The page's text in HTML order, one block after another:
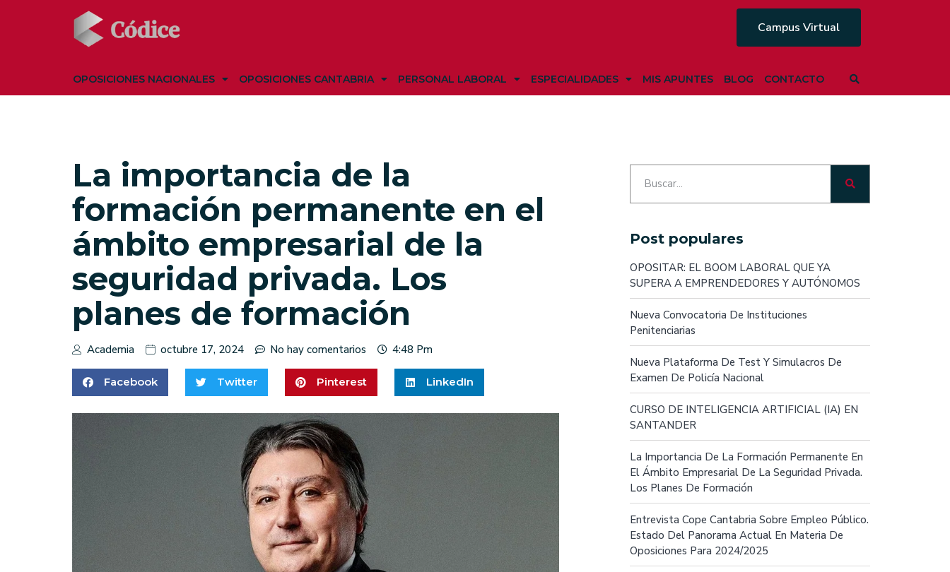
Campus Virtual
OPOSICIONES NACIONALES OPOSICIONES CANTABRIA PERSONAL LABORAL ESPECIALIDADES MIS APUNTES BLOG CONTACTO
La importancia de la
formación permanente en el
ámbito empresarial de la
seguridad privada. Los
planes de formación
Academia octubre 17, 2024 No hay comentarios 4:48 Pm
Facebook Twitter Pinterest LinkedIn
Post populares
OPOSITAR: EL BOOM LABORAL QUE YA
SUPERA A EMPRENDEDORES Y AUTÓNOMOS
Nueva Convocatoria De Instituciones
Penitenciarias
Nueva Plataforma De Test Y Simulacros De
Examen De Policía Nacional
CURSO DE INTELIGENCIA ARTIFICIAL (IA) EN
SANTANDER
La Importancia De La Formación Permanente En
El Ámbito Empresarial De La Seguridad Privada.
Los Planes De Formación
Entrevista Cope Cantabria Sobre Empleo Público.
Estado Del Panorama Actual En Materia De
Oposiciones Para 2024/2025